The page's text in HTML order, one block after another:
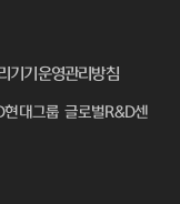
기기운영관리방침
대그룹 글로벌R&D센